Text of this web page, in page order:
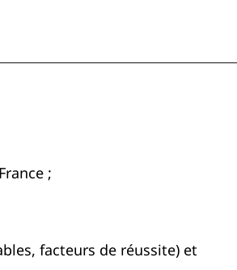
;
facteurs de réussite) et